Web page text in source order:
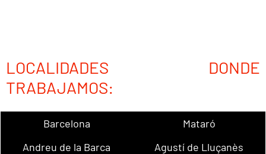
LOCALIDADES DONDE
TRABAJAMOS:
Barcelona
Mataró
Andreu de la Barca
Agustí de Lluçanès